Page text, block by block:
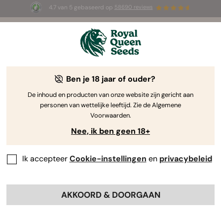
4.7 van 5 gebaseerd op 58690 reviews
3 White Widow Auto zaadjesGRATIS voor de
Ben je 18 jaar of ouder?
De inhoud en producten van onze website zijn gericht aan
personen van wettelijke leeftijd. Zie de Algemene
Voorwaarden.
Nee, ik ben geen 18+
Ik accepteerCookie-instellingen en privacybeleid
AKKOORD & DOORGAAN